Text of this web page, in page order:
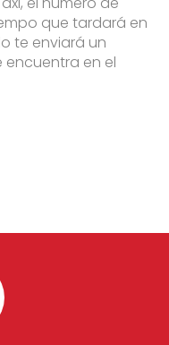
que tardará en
te enviará un
en el